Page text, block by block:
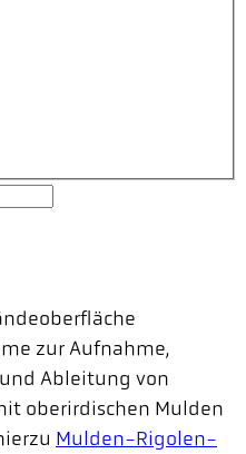
zur Aufnahme,
Ableitung von
oberirdischen Mulden
Mulden-Rigolen-